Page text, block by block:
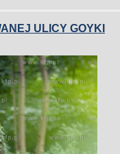
ULICY GOYKI